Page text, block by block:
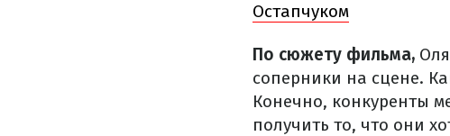
Остапчуком
По сюжету фильма,
соперники на сцене.
Конечно, конкуренты
получить то, что они